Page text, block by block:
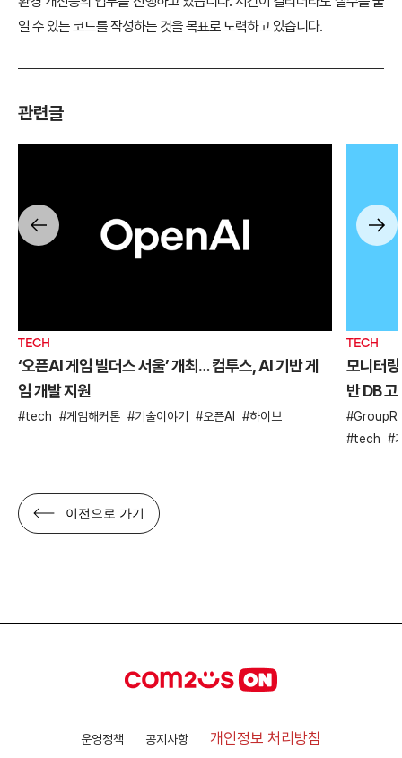
일 수 있는 코드를 작성하는 것을 목표로 노력하고 있습니다.
관련글
TECH
‘오픈AI 게임 빌더스 서울’ 개최… 컴투스, AI 기반 게
임 개발 지원
tech 게임해커톤 기술이야기 오픈AI 하이브
TECH
모니터
반 DB
tech
이전으로 가기
운영정책 공지사항 개인정보 처리방침